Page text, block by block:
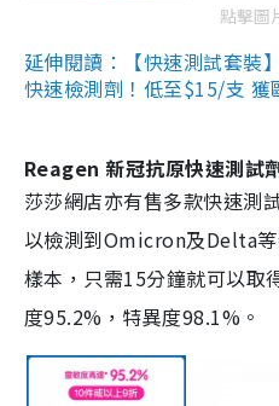
點擊圖
延伸閱讀：【快速測試套裝
快速檢測劑！低至$15/支 獲
Reagen 新冠抗原快速測試
莎莎網店亦有售多款快速測
以檢測到Omicron及Delta
樣本，只需15分鐘就可以取
度95.2%，特異度98.1%。